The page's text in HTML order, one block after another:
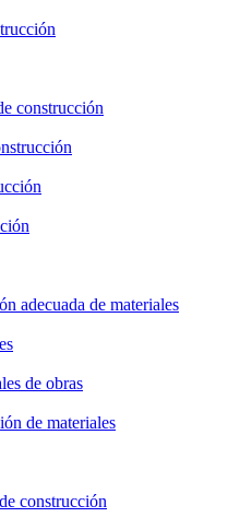
construcción
adecuada de materiales
de obras
de materiales
construcción